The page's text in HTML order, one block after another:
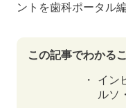
ントを歯科ポータル
この記事でわかる
イン
ルソ